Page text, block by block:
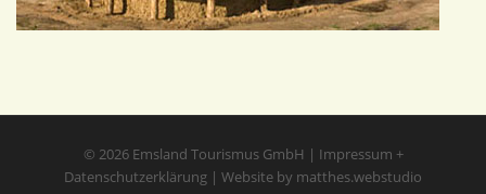
© 2026 Emsland Tourismus GmbH | Impressum +
Datenschutzerklärung | Website by matthes.webstudio